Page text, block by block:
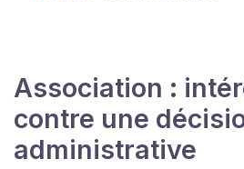
Association :
contre une
administrative